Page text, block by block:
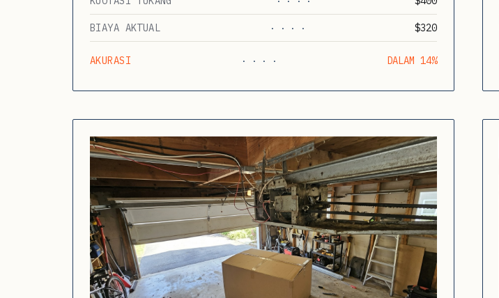
BIAYA AKTUAL · · · · $320
AKURASI · · · · DALAM 14%